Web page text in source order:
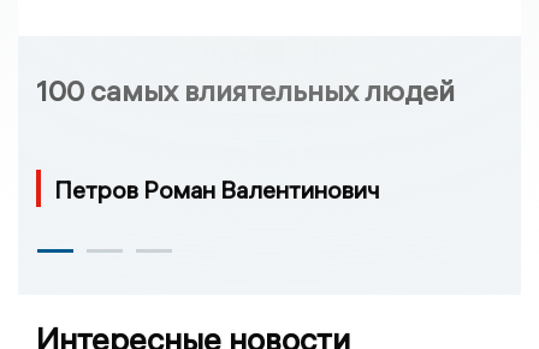
100 самых влиятельных людей
Петров Роман Валентинович
Интересные новости